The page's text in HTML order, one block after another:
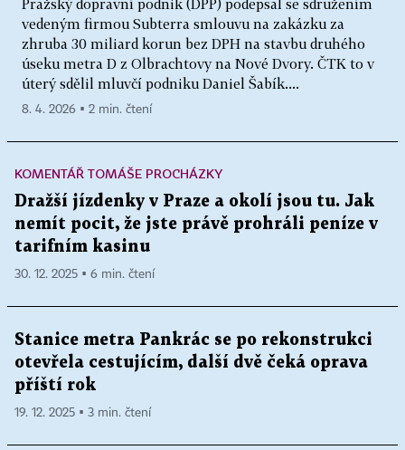
Pražský dopravní podnik (DPP) podepsal se sdružením
vedeným firmou Subterra smlouvu na zakázku za
zhruba 30 miliard korun bez DPH na stavbu druhého
úseku metra D z Olbrachtovy na Nové Dvory. ČTK to v
úterý sdělil mluvčí podniku Daniel Šabík....
8. 4. 2026 ▪ 2 min. čtení
KOMENTÁŘ TOMÁŠE PROCHÁZKY
Dražší jízdenky v Praze a okolí jsou tu. Jak
nemít pocit, že jste právě prohráli peníze v
tarifním kasinu
30. 12. 2025 ▪ 6 min. čtení
Stanice metra Pankrác se po rekonstrukci
otevřela cestujícím, další dvě čeká oprava
příští rok
19. 12. 2025 ▪ 3 min. čtení